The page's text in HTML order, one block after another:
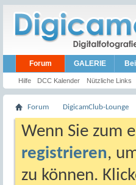
Forum
Hilfe DCC Kalender Nützliche Links
GALERIE
Forum DigicamClub-Lounge
Wenn Sie zum
registrieren,
zu können.